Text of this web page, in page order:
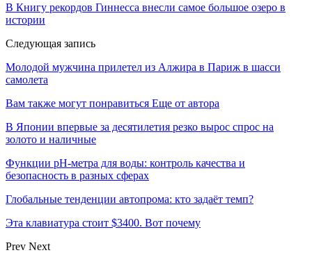
В Книгу рекордов Гиннесса внесли самое большое озеро в
истории
Следующая запись
Молодой мужчина прилетел из Алжира в Париж в шасси
самолета
Вам также могут понравиться Еще от автора
В Японии впервые за десятилетия резко вырос спрос на
золото и наличные
Функции pH-метра для воды: контроль качества и
безопасность в разных сферах
Глобальные тенденции автопрома: кто задаёт темп?
Эта клавиатура стоит $3400. Вот почему
Prev Next